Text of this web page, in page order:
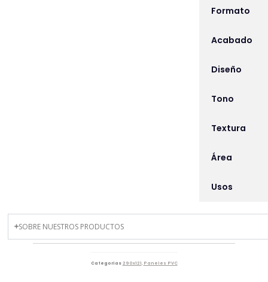
Formato
Acabado
Diseño
Tono
Textura
Área
Usos
SOBRE NUESTROS PRODUCTOS
Categorías 290x121, Paneles PVC